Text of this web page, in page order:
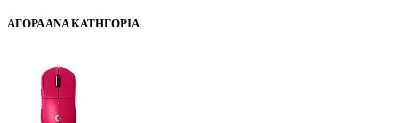
ΑΓΟΡΑ ΑΝΑ ΚΑΤΗΓΟΡΙΑ